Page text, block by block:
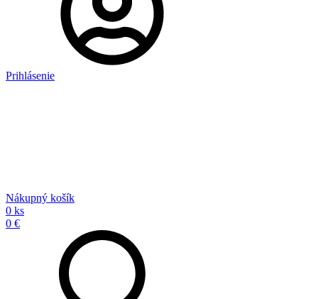
Prihlásenie
Nákupný košík
0 ks
0 €